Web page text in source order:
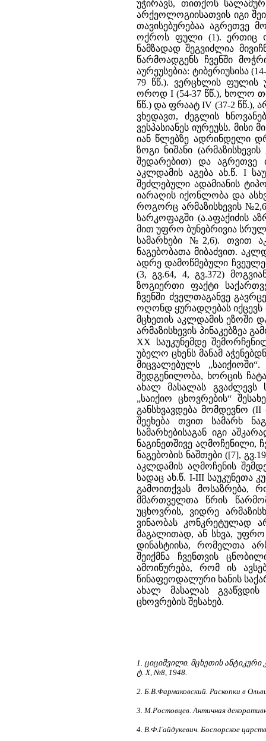
1. ციციშვილი. მცხეთის
ტ. X, №8, 1948.
2. Б.В.Фармаковский. Раскопки в
3. М.Ростовцев. Античная
4. В.Ф.Гайдукевич. Боспорское